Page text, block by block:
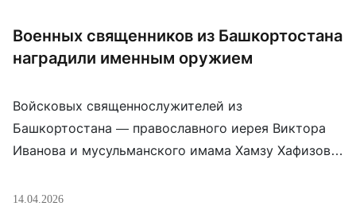
Военных священников из Башкортостана
наградили именным оружием
Войсковых священнослужителей из
Башкортостана — православного иерея Виктора
Иванова и мусульманского имама Хамзу Хафизова
холодным оружием. Штык-ножи им вручил
14.04.2026